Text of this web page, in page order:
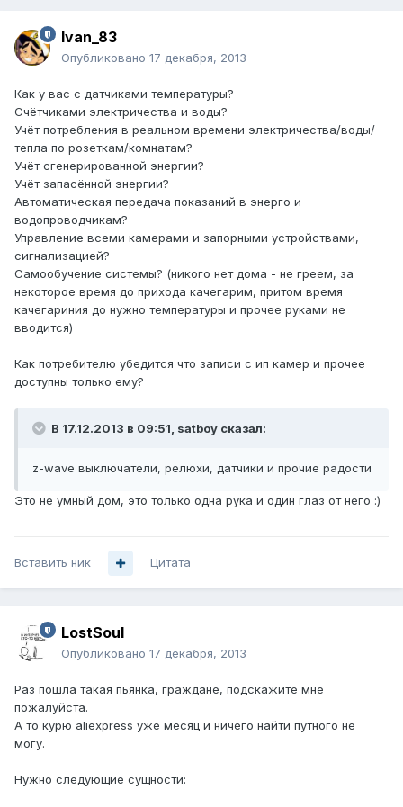
Ivan_83
Опубликовано 17 декабря, 2013
Как у вас с датчиками температуры?
Счётчиками электричества и воды?
Учёт потребления в реальном времени электричества/воды/
тепла по розеткам/комнатам?
Учёт сгенерированной энергии?
Учёт запасённой энергии?
Автоматическая передача показаний в энерго и
водопроводчикам?
Управление всеми камерами и запорными устройствами,
сигнализацией?
Самообучение системы? (никого нет дома - не греем, за
некоторое время до прихода качегарим, притом время
качегариния до нужно температуры и прочее руками не
вводится)
Как потребителю убедится что записи с ип камер и прочее
доступны только ему?
В 17.12.2013 в 09:51, satboy сказал:
z-wave выключатели, релюхи, датчики и прочие радости
Это не умный дом, это только одна рука и один глаз от него :)
Вставить ник Цитата
LostSoul
Опубликовано 17 декабря, 2013
Раз пошла такая пьянка, граждане, подскажите мне
пожалуйста.
А то курю aliexpress уже месяц и ничего найти путного не
могу.
Нужно следующие сущности: